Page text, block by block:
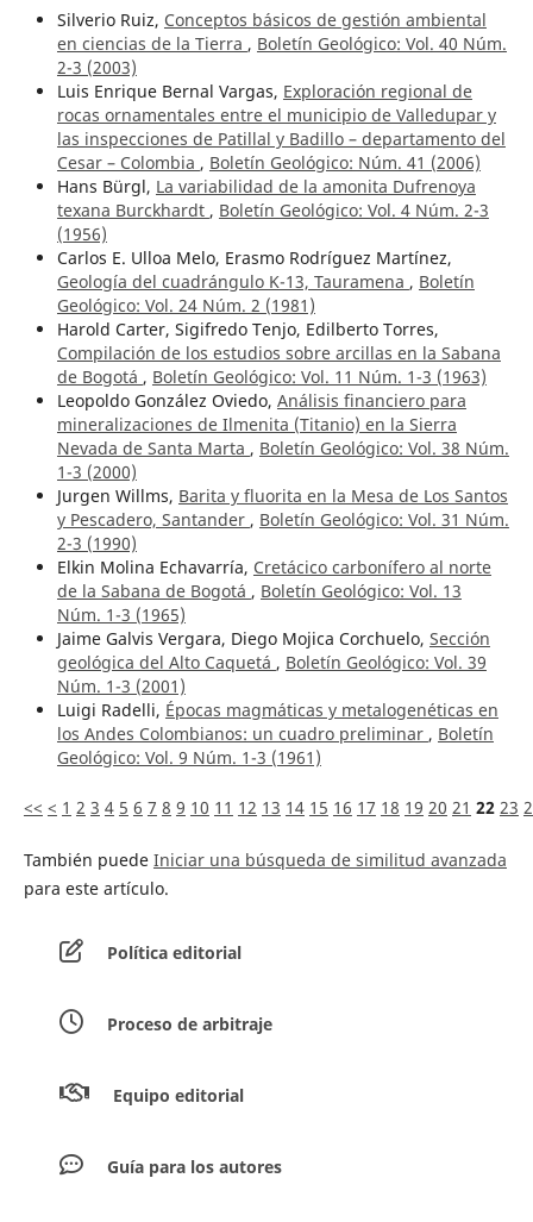
Silverio Ruiz, Conceptos básicos de gestión ambiental
en ciencias de la Tierra , Boletín Geológico: Vol. 40 Núm.
2-3 (2003)
Luis Enrique Bernal Vargas, Exploración regional de
rocas ornamentales entre el municipio de Valledupar y
las inspecciones de Patillal y Badillo – departamento del
Cesar – Colombia , Boletín Geológico: Núm. 41 (2006)
Hans Bürgl, La variabilidad de la amonita Dufrenoya
texana Burckhardt , Boletín Geológico: Vol. 4 Núm. 2-3
(1956)
Carlos E. Ulloa Melo, Erasmo Rodríguez Martínez,
Geología del cuadrángulo K-13, Tauramena , Boletín
Geológico: Vol. 24 Núm. 2 (1981)
Harold Carter, Sigifredo Tenjo, Edilberto Torres,
Compilación de los estudios sobre arcillas en la Sabana
de Bogotá , Boletín Geológico: Vol. 11 Núm. 1-3 (1963)
Leopoldo González Oviedo, Análisis financiero para
mineralizaciones de Ilmenita (Titanio) en la Sierra
Nevada de Santa Marta , Boletín Geológico: Vol. 38 Núm.
1-3 (2000)
Jurgen Willms, Barita y fluorita en la Mesa de Los Santos
y Pescadero, Santander , Boletín Geológico: Vol. 31 Núm.
2-3 (1990)
Elkin Molina Echavarría, Cretácico carbonífero al norte
de la Sabana de Bogotá , Boletín Geológico: Vol. 13
Núm. 1-3 (1965)
Jaime Galvis Vergara, Diego Mojica Corchuelo, Sección
geológica del Alto Caquetá , Boletín Geológico: Vol. 39
Núm. 1-3 (2001)
Luigi Radelli, Épocas magmáticas y metalogenéticas en
los Andes Colombianos: un cuadro preliminar , Boletín
Geológico: Vol. 9 Núm. 1-3 (1961)
<< < 1 2 3 4 5 6 7 8 9 10 11 12 13 14 15 16 17 18 19 20 21 22 23
También puede Iniciar una búsqueda de similitud avanzada
para este artículo.
Política editorial
Proceso de arbitraje
Equipo editorial
Guía para los autores